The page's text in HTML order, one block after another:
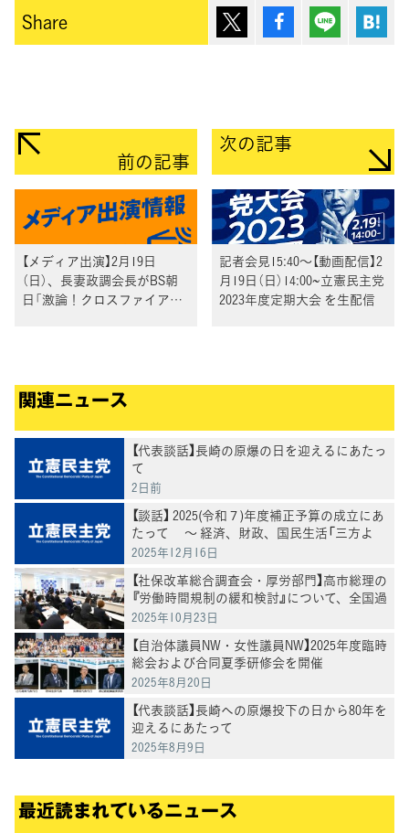
Share ポスト シェア Lineで送
前の記事
【メディア出演】2月19日
（日）、長妻政調会長がBS朝
日「激論！クロスファイア」
次の記事
記者会見15:40〜【動画配信】2
月19日（日）14:00~立憲民主党
2023年度定期大会 を生配信
関連ニュース
【代表談話】長崎の原爆の日を迎えるにあたっ
て
2日前
【談話】 2025(令和７)年度補正予算の成立にあ
たって ～ 経済、財政、国民生活「三方よ
し」の予算を ～
2025年12月16日
【社保改革総合調査会・厚労部門】高市総理の
『労働時間規制の緩和検討』について、全国過
労死家族会および弁護団よりヒアリング
2025年10月23日
【自治体議員NW・女性議員NW】2025年度臨時
総会および合同夏季研修会を開催
2025年8月20日
【代表談話】長崎への原爆投下の日から80年を
迎えるにあたって
2025年8月9日
最近読まれているニュース